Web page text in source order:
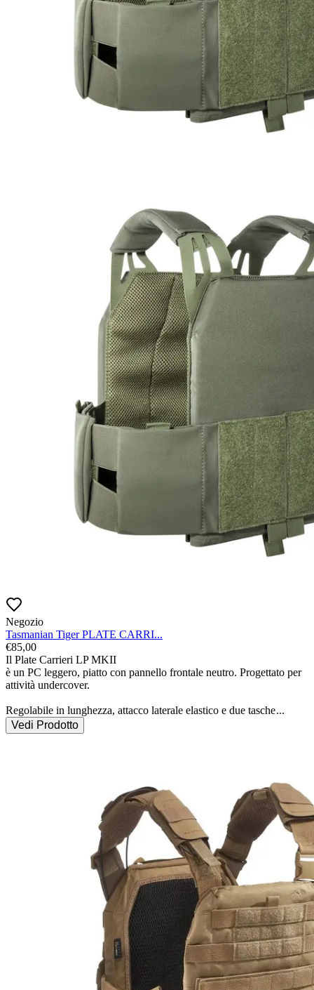
Negozio
Tasmanian Tiger PLATE CARRI...
€85,00
Il Plate Carrieri LP MKII
è un PC leggero, piatto con pannello frontale neutro. Progettato per
attività undercover.
Regolabile in lunghezza, attacco laterale elastico e due tasche...
Vedi Prodotto